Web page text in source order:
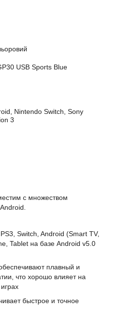
USB Sports Blue
Nintendo Switch, Sony
3
с множеством
Switch, Android (Smart TV,
Tablet на базе Android v5.0
плавный и
что хорошо влияет на
быстрое и точное